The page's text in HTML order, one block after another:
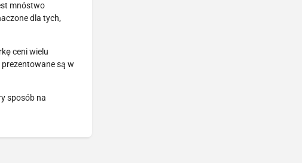
mnóstwo
dla tych,
ceni wielu
są w
sposób na